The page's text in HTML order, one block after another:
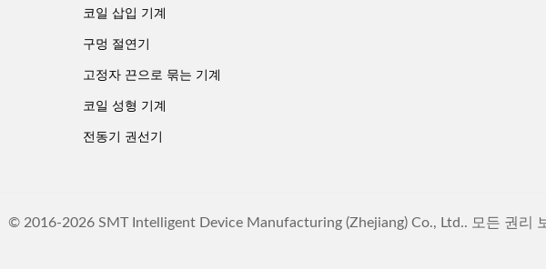
코일 삽입 기계
구멍 절연기
고정자 끈으로 묶는 기계
코일 성형 기계
전동기 권선기
© 2016-2026 SMT Intelligent Device Manufacturing (Zhejiang) Co., Ltd.. 모든 권리